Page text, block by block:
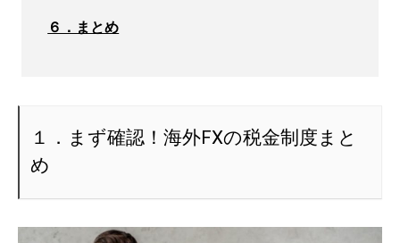
６．まとめ
１．まず確認！海外FXの税金制度まと
め